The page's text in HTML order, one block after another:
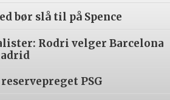
bør slå til på Spence
Rodri velger Barcelona
PSG